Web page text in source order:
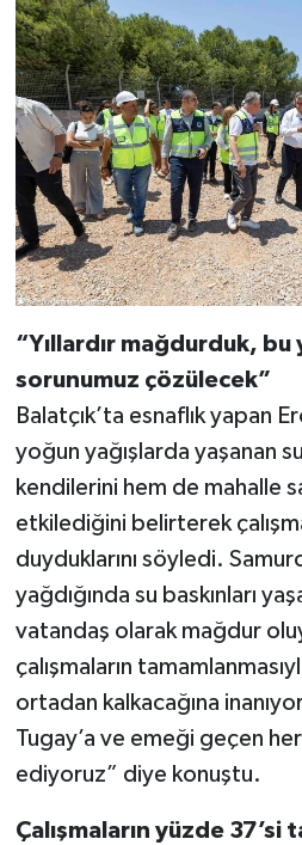
“Yıllardır mağdurduk, bu
sorunumuz çözülecek”
Balatçık’ta esnaflık yapan
yoğun yağışlarda yaşanan su
kendilerini hem de mahalle
etkilediğini belirterek
duyduklarını söyledi.
yağdığında su baskınları
vatandaş olarak mağdur
çalışmaların
ortadan kalkacağına
Tugay’a ve emeği geçen
ediyoruz” diye konuştu.
Çalışmaların yüzde 37’si